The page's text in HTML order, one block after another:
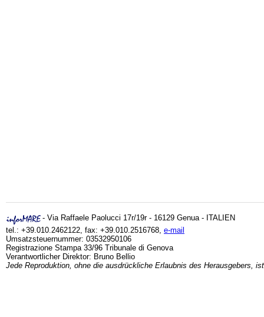
- Via Raffaele Paolucci 17r/19r - 16129 Genua - ITALIEN
tel.: +39.010.2462122, fax: +39.010.2516768, e-mail
Umsatzsteuernummer: 03532950106
Registrazione Stampa 33/96 Tribunale di Genova
Verantwortlicher Direktor: Bruno Bellio
Jede Reproduktion, ohne die ausdrückliche Erlaubnis des Herausgebers,